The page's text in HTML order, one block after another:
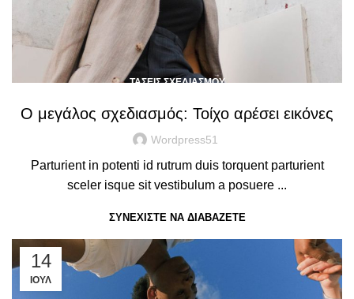
ΤΆΣΕΙΣ ΣΧΕΔΙΑΣΜΟΎ
Ο μεγάλος σχεδιασμός: Τοίχο αρέσει εικόνες
Wordpress51
Parturient in potenti id rutrum duis torquent parturient
sceler isque sit vestibulum a posuere ...
ΣΥΝΕΧΊΣΤΕ ΝΑ ΔΙΑΒΆΖΕΤΕ
14
ΙΟΎΛ